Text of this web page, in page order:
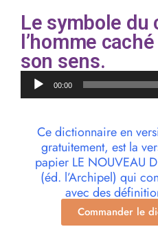
Le symbole du
l’homme
son sens.
Lecteur
audio00:00
Ce dictionnaire en
gratuitement, est la
papier LE NOUVEAU
(éd. l’Archipel) qui
avec des
Commander le